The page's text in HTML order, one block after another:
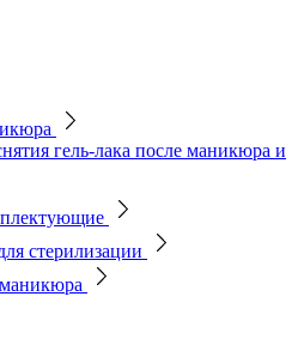
гель-лака после маникюра и
стерилизации